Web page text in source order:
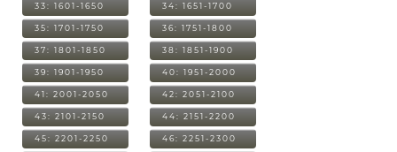
33: 1601-1650 34: 1651-1700
35: 1701-1750 36: 1751-1800
37: 1801-1850 38: 1851-1900
39: 1901-1950 40: 1951-2000
41: 2001-2050 42: 2051-2100
43: 2101-2150 44: 2151-2200
45: 2201-2250 46: 2251-2300